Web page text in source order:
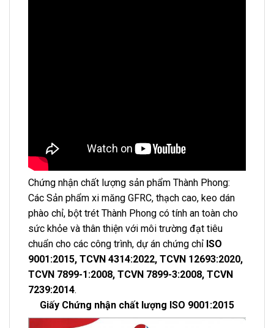
Chứng nhận chất lượng sản phẩm Thành Phong:
Các Sản phẩm xi măng GFRC, thạch cao, keo dán
phào chỉ, bột trét Thành Phong có tính an toàn cho
sức khỏe và thân thiện với môi trường đạt tiêu
chuẩn cho các công trình, dự án chứng chỉ ISO
9001:2015, TCVN 4314:2022, TCVN 12693:2020,
TCVN 7899-1:2008, TCVN 7899-3:2008, TCVN
7239:2014.
Giấy Chứng nhận chất lượng ISO 9001:2015